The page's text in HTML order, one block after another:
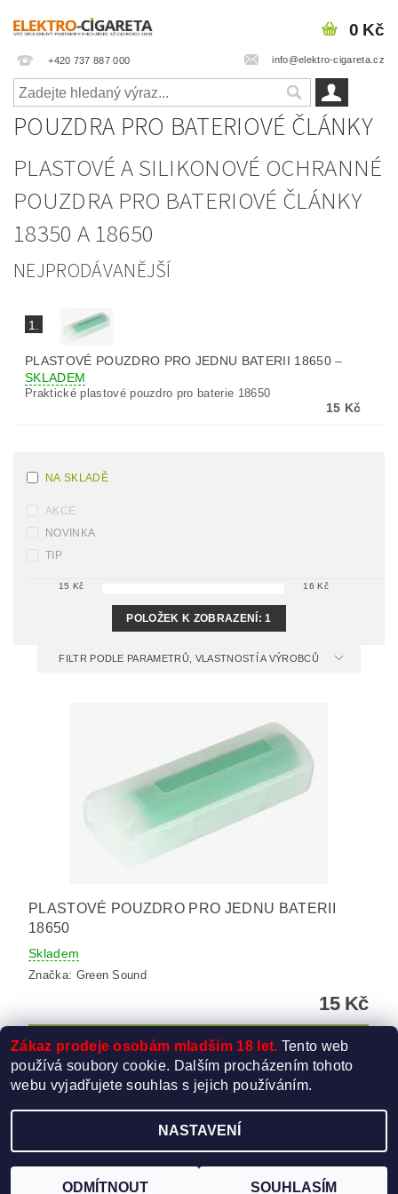
+420 737 887 000 info@elektro-cigareta.cz
0 Kč
POUZDRA PRO BATERIOVÉ ČLÁNKY
PLASTOVÉ A SILIKONOVÉ OCHRANNÉ
POUZDRA PRO BATERIOVÉ ČLÁNKY
18350 A 18650
NEJPRODÁVANĚJŠÍ
1.
PLASTOVÉ POUZDRO PRO JEDNU BATERII 18650–
SKLADEM
Praktické plastové pouzdro pro baterie 18650
15 Kč
NA SKLADĚ
AKCE
NOVINKA
TIP
15 Kč 16 Kč
POLOŽEK K ZOBRAZENÍ:1
FILTR PODLE PARAMETRŮ, VLASTNOSTÍ A VÝROBCŮ
PLASTOVÉ POUZDRO PRO JEDNU BATERII
18650
Skladem
Značka: Green Sound
15 Kč
Vytvořil Shoptet
Zákaz prodeje osobám mladším 18 let. Tento web
používá soubory cookie. Dalším procházením tohoto
webu vyjadřujete souhlas s jejich používáním.
NASTAVENÍ
ODMÍTNOUT SOUHLASÍM